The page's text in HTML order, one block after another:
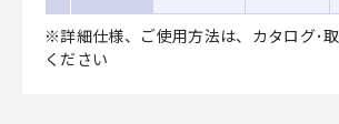
※詳細仕様、ご使用方法は、カタログ･
ください